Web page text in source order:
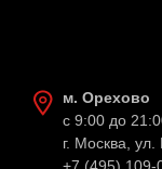
м. Орехово
с 9:00 до
г. Москва,